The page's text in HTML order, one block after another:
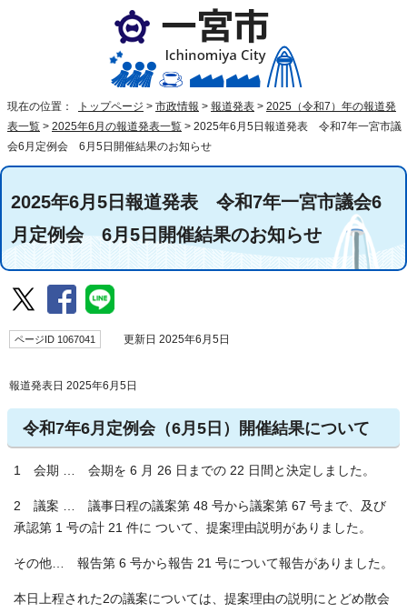
現在の位置： トップページ > 市政情報 > 報道発表 > 2025（令和7）年の報道発
表一覧 > 2025年6月の報道発表一覧 > 2025年6月5日報道発表 令和7年一宮市議
会6月定例会 6月5日開催結果のお知らせ
2025年6月5日報道発表 令和7年一宮市議会6
月定例会 6月5日開催結果のお知らせ
ページID 1067041 更新日 2025年6月5日
報道発表日 2025年6月5日
令和7年6月定例会（6月5日）開催結果について
1 会期 … 会期を 6 月 26 日までの 22 日間と決定しました。
2 議案 … 議事日程の議案第 48 号から議案第 67 号まで、及び
承認第 1 号の計 21 件に ついて、提案理由説明がありました。
その他… 報告第 6 号から報告 21 号について報告がありました。
本日上程された2の議案については、提案理由の説明にとどめ散会